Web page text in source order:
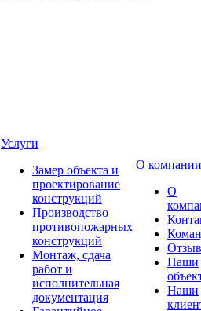
Услуги
Замер объекта и
проектирование
конструкций
Производство
противопожарных
конструкций
Монтаж, сдача
работ и
исполнительная
документация
О компании
О
Наши
Наши